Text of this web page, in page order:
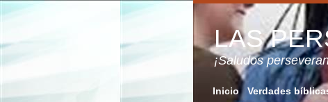
LAS
¡Saludos
Inicio Verdades